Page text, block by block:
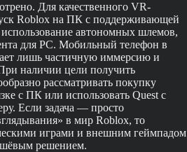
Для качественного VR-
Roblox на ПК с поддерживающей
автономных шлемов,
для PC. Мобильный телефон в
лишь частичную иммерсию и
наличии цели получить
рассматривать покупку
с ПК или использовать Quest с
Если задача — просто
в мир Roblox, то
играми и внешним геймпадом
решением.